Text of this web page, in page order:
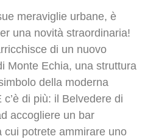
meraviglie urbane, è
una novità straordinaria!
di un nuovo
Monte Echia, una struttura
della moderna
di più: il Belvedere di
accogliere un bar
cui potrete ammirare uno